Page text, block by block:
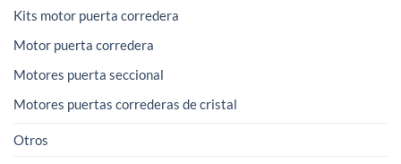
Kits motor puerta corredera
Motor puerta corredera
Motores puerta seccional
Motores puertas correderas de cristal
Otros